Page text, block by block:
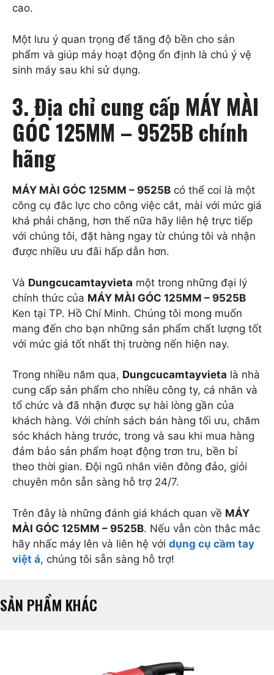
cao.
Một lưu ý quan trọng để tăng độ bền cho sản
phẩm và giúp máy hoạt động ổn định là chú ý vệ
sinh máy sau khi sử dụng.
3. Địa chỉ cung cấp MÁY MÀI
GÓC 125MM – 9525B chính
hãng
MÁY MÀI GÓC 125MM – 9525B có thể coi là một
công cụ đắc lực cho công việc cắt, mài với mức giá
khá phải chăng, hơn thế nữa hãy liên hệ trực tiếp
với chúng tôi, đặt hàng ngay từ chúng tôi và nhận
được nhiều ưu đãi hấp dẫn hơn.
Và Dungcucamtayvieta một trong những đại lý
chính thức của MÁY MÀI GÓC 125MM – 9525B
Ken tại TP. Hồ Chí Minh. Chúng tôi mong muốn
mang đến cho bạn những sản phẩm chất lượng tốt
với mức giá tốt nhất thị trường nến hiện nay.
Trong nhiều năm qua, Dungcucamtayvieta là nhà
cung cấp sản phẩm cho nhiều công ty, cá nhân và
tổ chức và đã nhận được sự hài lòng gần của
khách hàng. Với chính sách bán hàng tối ưu, chăm
sóc khách hàng trước, trong và sau khi mua hàng
đảm bảo sản phẩm hoạt động trơn tru, bền bỉ
theo thời gian. Đội ngũ nhân viên đông đảo, giỏi
chuyên môn sẵn sàng hỗ trợ 24/7.
Trên đây là những đánh giá khách quan về MÁY
MÀI GÓC 125MM – 9525B. Nếu vẫn còn thắc mắc
hãy nhấc máy lên và liên hệ với dụng cụ cầm tay
việt á, chúng tôi sẵn sàng hỗ trợ!
SẢN PHẨM KHÁC